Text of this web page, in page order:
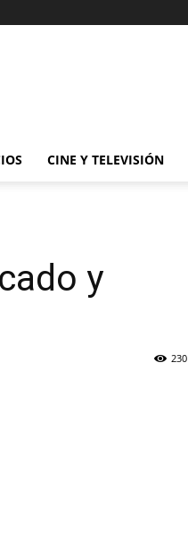
CINE Y TELEVISIÓN
y
230